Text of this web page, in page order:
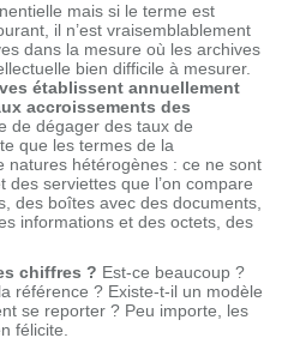
mais si le terme est
il n’est vraisemblablement
dans la mesure où les archives
bien difficile à mesurer.
établissent annuellement
accroissements des
de dégager des taux de
que les termes de la
natures hétérogènes : ce ne sont
serviettes que l’on compare
des boîtes avec des documents,
informations et des octets, des
chiffres ? Est-ce beaucoup ?
référence ? Existe-t-il un modèle
se reporter ? Peu importe, les
félicite.